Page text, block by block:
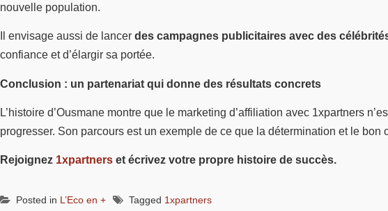
nouvelle population.
Il envisage aussi de lancer des campagnes publicitaires avec des
confiance et d’élargir sa portée.
Conclusion : un partenariat qui donne des résultats concrets
L’histoire d’Ousmane montre que le marketing d’affiliation avec 1xpartners
progresser. Son parcours est un exemple de ce que la détermination et le bon
Rejoignez 1xpartners et écrivez votre propre histoire de succès.
Posted in L’Eco en + Tagged 1xpartners